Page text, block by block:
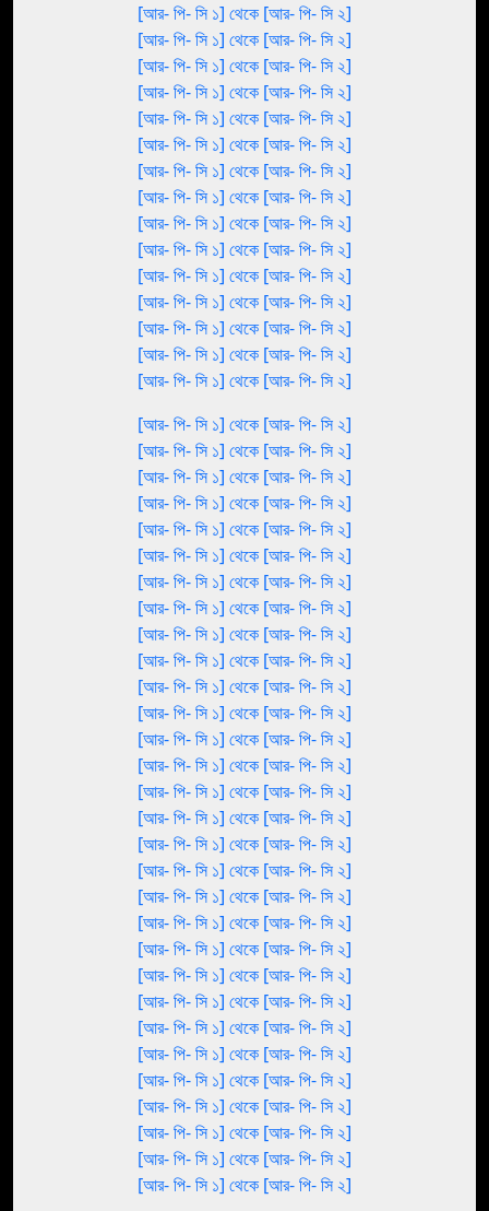
[আর- পি- সি ১] থেকে [আর- পি- সি ২]
[আর- পি- সি ১] থেকে [আর- পি- সি ২]
[আর- পি- সি ১] থেকে [আর- পি- সি ২]
[আর- পি- সি ১] থেকে [আর- পি- সি ২]
[আর- পি- সি ১] থেকে [আর- পি- সি ২]
[আর- পি- সি ১] থেকে [আর- পি- সি ২]
[আর- পি- সি ১] থেকে [আর- পি- সি ২]
[আর- পি- সি ১] থেকে [আর- পি- সি ২]
[আর- পি- সি ১] থেকে [আর- পি- সি ২]
[আর- পি- সি ১] থেকে [আর- পি- সি ২]
[আর- পি- সি ১] থেকে [আর- পি- সি ২]
[আর- পি- সি ১] থেকে [আর- পি- সি ২]
[আর- পি- সি ১] থেকে [আর- পি- সি ২]
[আর- পি- সি ১] থেকে [আর- পি- সি ২]
[আর- পি- সি ১] থেকে [আর- পি- সি ২]
[আর- পি- সি ১] থেকে [আর- পি- সি ২]
[আর- পি- সি ১] থেকে [আর- পি- সি ২]
[আর- পি- সি ১] থেকে [আর- পি- সি ২]
[আর- পি- সি ১] থেকে [আর- পি- সি ২]
[আর- পি- সি ১] থেকে [আর- পি- সি ২]
[আর- পি- সি ১] থেকে [আর- পি- সি ২]
[আর- পি- সি ১] থেকে [আর- পি- সি ২]
[আর- পি- সি ১] থেকে [আর- পি- সি ২]
[আর- পি- সি ১] থেকে [আর- পি- সি ২]
[আর- পি- সি ১] থেকে [আর- পি- সি ২]
[আর- পি- সি ১] থেকে [আর- পি- সি ২]
[আর- পি- সি ১] থেকে [আর- পি- সি ২]
[আর- পি- সি ১] থেকে [আর- পি- সি ২]
[আর- পি- সি ১] থেকে [আর- পি- সি ২]
[আর- পি- সি ১] থেকে [আর- পি- সি ২]
[আর- পি- সি ১] থেকে [আর- পি- সি ২]
[আর- পি- সি ১] থেকে [আর- পি- সি ২]
[আর- পি- সি ১] থেকে [আর- পি- সি ২]
[আর- পি- সি ১] থেকে [আর- পি- সি ২]
[আর- পি- সি ১] থেকে [আর- পি- সি ২]
[আর- পি- সি ১] থেকে [আর- পি- সি ২]
[আর- পি- সি ১] থেকে [আর- পি- সি ২]
[আর- পি- সি ১] থেকে [আর- পি- সি ২]
[আর- পি- সি ১] থেকে [আর- পি- সি ২]
[আর- পি- সি ১] থেকে [আর- পি- সি ২]
[আর- পি- সি ১] থেকে [আর- পি- সি ২]
[আর- পি- সি ১] থেকে [আর- পি- সি ২]
[আর- পি- সি ১] থেকে [আর- পি- সি ২]
[আর- পি- সি ১] থেকে [আর- পি- সি ২]
[আর- পি- সি ১] থেকে [আর- পি- সি ২]